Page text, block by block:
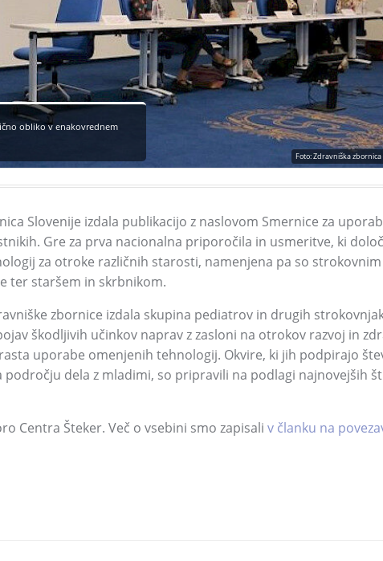
Foto: Zdravniška zbornica
obliko v enakovrednem
Slovenije izdala publikacijo z naslovom Smernice za
Gre za prva nacionalna priporočila in usmeritve, ki
za otroke različnih starosti, namenjena pa so strokovnim
ter staršem in skrbnikom.
zbornice izdala skupina pediatrov in drugih
škodljivih učinkov naprav z zasloni na otrokov razvoj in
uporabe omenjenih tehnologij. Okvire, ki jih podpirajo
področju dela z mladimi, so pripravili na podlagi najnovejših
Centra Šteker. Več o vsebini smo zapisali v članku na